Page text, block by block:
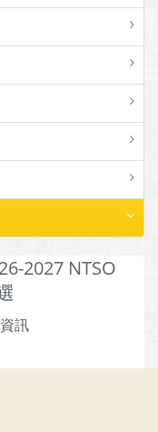
2027 NTSO
訊